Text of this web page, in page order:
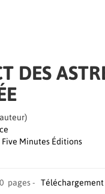
DES
Five Minutes Éditions
pages